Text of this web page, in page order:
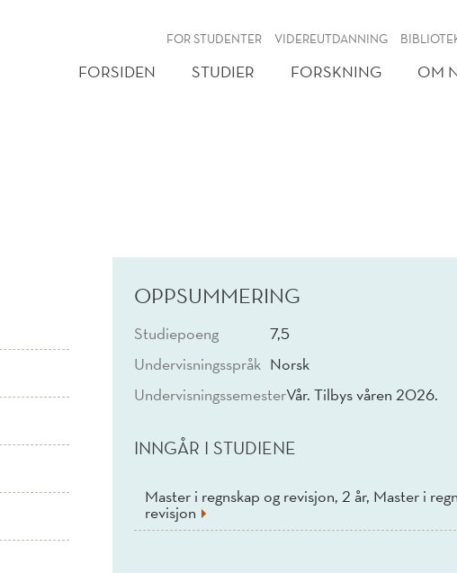
FOR STUDENTER VIDEREUTDANNING
FORSIDEN STUDIER FORSKNING OM
OPPSUMMERING
Studiepoeng
7,5
Undervisningsspråk Norsk
UndervisningssemesterVår. Tilbys våren 2026.
INNGÅR I STUDIENE
Master i regnskap og revisjon, 2 år, Master i
revisjon